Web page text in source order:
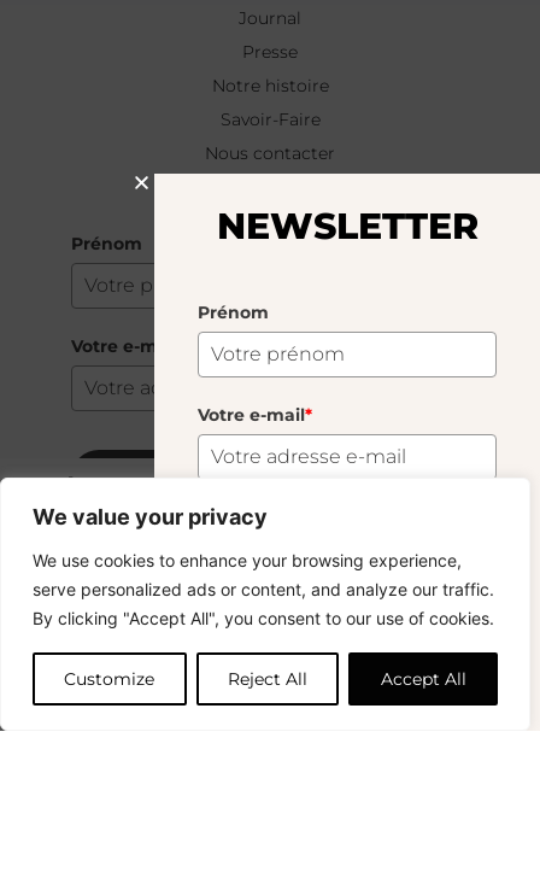
We value your privacy
We use cookies to enhance your browsing experience,
serve personalized ads or content, and analyze our traffic.
By clicking "Accept All", you consent to our use of cookies.
Customize Reject All Accept All
Bouchon 3.3cm
Journal
Presse
Notre histoire
Savoir-Faire
Nous contacter
Prénom
Votre e-mail
S'abonner
Copyright © 2024 – © La Soufflerie.
Toutes les créations, tous les designs et tous les contenus sont
protégés par le droit d’auteur et le droit des marques.
Photos non contractuelles.
NEWSLETTER
Prénom
Votre e-mail*
Vous voulez rester informé ? Inscrivez-vous